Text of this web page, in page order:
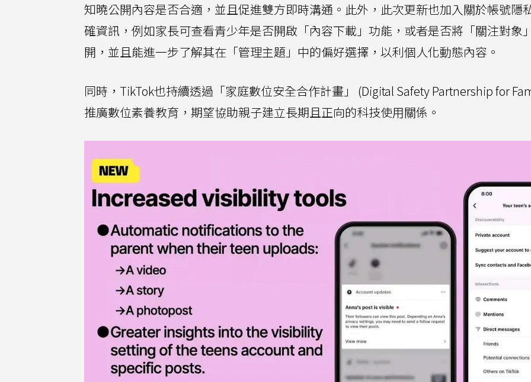
知曉公開內容是否合適，並且促進雙方即時溝通。此外，此次更新也加入關於帳號隱
確資訊，例如家長可查看青少年是否開啟「內容下載」功能，或者是否將「關注對象
開，並且能進一步了解其在「管理主題」中的偏好選擇，以利個人化動態內容。
同時，TikTok也持續透過「家庭數位安全合作計畫」 (Digital Safety Partnership for
推廣數位素養教育，期望協助親子建立長期且正向的科技使用關係。